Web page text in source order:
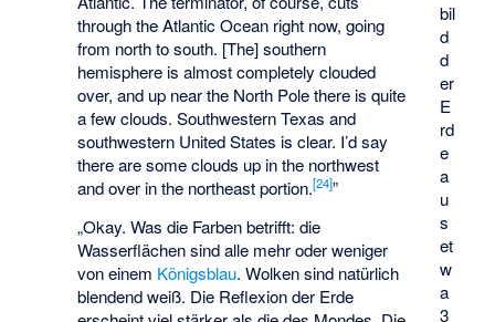
bil
d
d
er
E
rd
e
a
u
s
et
w
a
3
through the Atlantic Ocean right now, going
from north to south. [The] southern
hemisphere is almost completely clouded
over, and up near the North Pole there is quite
a few clouds. Southwestern Texas and
southwestern United States is clear. I’d say
there are some clouds up in the northwest
and over in the northeast portion.[24]”
„Okay. Was die Farben betrifft: die
Wasserflächen sind alle mehr oder weniger
von einem Königsblau. Wolken sind natürlich
blendend weiß. Die Reflexion der Erde